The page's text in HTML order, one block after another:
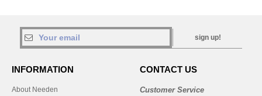
sign up!
INFORMATION
About Needen
CONTACT US
Customer Service